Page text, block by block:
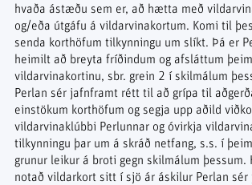
hvaða ástæðu sem er, að hætta með
og/eða útgáfu á vildarvinakortum. Komi til
senda korthöfum tilkynningu um slíkt. Þá er
heimilt að breyta fríðindum og afsláttum
vildarvinakortinu, sbr. grein 2 í skilmálum
Perlan sér jafnframt rétt til að grípa til
einstökum korthöfum og segja upp aðild
vildarvinaklúbbi Perlunnar og óvirkja
tilkynningu þar um á skráð netfang, s.s. í
grunur leikur á broti gegn skilmálum þessum.
notað vildarkort sitt í sjö ár áskilur Perlan